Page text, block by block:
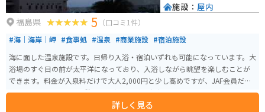
福島県 5 （口コミ1件）
#海｜海岸｜岬 #食事処 #温泉 #商業施設 #宿泊施設
海に面した温泉施設です。日帰り入浴・宿泊いずれも可能になっています。大
浴場のすぐ目の前が太平洋になっており、入浴しながら眺望を楽しむことが
できます。料金が入泉料だけで大人2,000円と少し高めですが、JAF会員だと
1,300円になります。休憩室や食事処なども充実しています。
詳しく見る
施設： 屋内